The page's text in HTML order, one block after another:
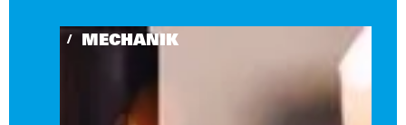
/ MECHANIK